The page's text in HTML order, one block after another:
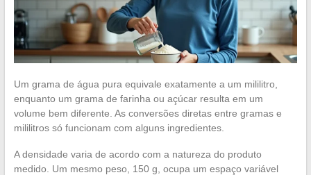
Um grama de água pura equivale exatamente a um mililitro,
enquanto um grama de farinha ou açúcar resulta em um
volume bem diferente. As conversões diretas entre gramas e
mililitros só funcionam com alguns ingredientes.
A densidade varia de acordo com a natureza do produto
medido. Um mesmo peso, 150 g, ocupa um espaço variável